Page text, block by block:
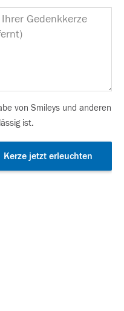
von Smileys und anderen
ist.
Kerze jetzt erleuchten